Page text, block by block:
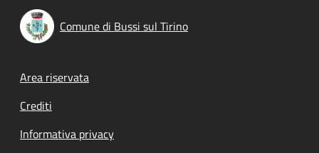
Comune di Bussi sul Tirino
Footer menu
Area riservata
Crediti
Informativa privacy